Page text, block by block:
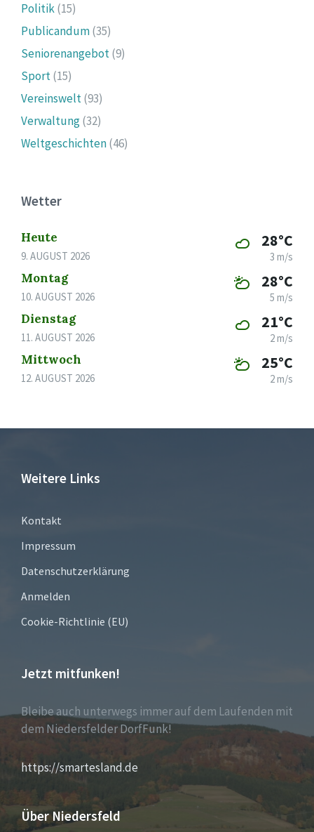
Politik(15)
Publicandum(35)
Seniorenangebot(9)
Sport(15)
Vereinswelt(93)
Verwaltung(32)
Weltgeschichten(46)
Wetter
Heute
9. AUGUST 2026
28°C
3 m/s
Montag
10. AUGUST 2026
28°C
5 m/s
Dienstag
11. AUGUST 2026
21°C
2 m/s
Mittwoch
12. AUGUST 2026
25°C
2 m/s
Weitere Links
Kontakt
Impressum
Datenschutzerklärung
Anmelden
Cookie-Richtlinie (EU)
Jetzt mitfunken!
Bleibe auch unterwegs immer auf dem Laufenden mit
dem Niedersfelder DorfFunk!
https://smartesland.de
Über Niedersfeld